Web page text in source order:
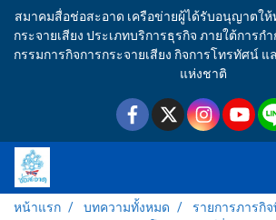
สมาคมสื่อช่อสะอาด เครือข่ายผู้ได้รับอนุญาตให้
กระจายเสียง ประเภทบริการธุรกิจ ภายใต้การ
กรรมการกิจการกระจายเสียง กิจการโทรทัศน์
แห่งชาติ
หน้าแรก บทความทั้งหมด
รายการภารกิ